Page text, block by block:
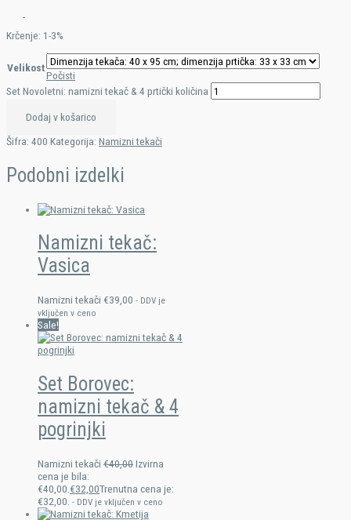
Krčenje: 1-3%
Velikost
Počisti
Set Novoletni: namizni tekač & 4 prtički količina
Dodaj v košarico
Šifra: 400 Kategorija: Namizni tekači
Podobni izdelki
Namizni tekač:
Vasica
Namizni tekači €39,00 - DDV je
vključen v ceno
Sale!
Set Borovec:
namizni tekač & 4
pogrinjki
Namizni tekači €40,00Izvirna
cena je bila:
€40,00. €32,00Trenutna cena je:
€32,00. - DDV je vključen v ceno